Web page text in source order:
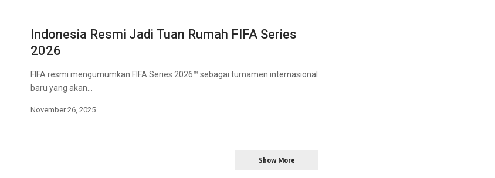
Indonesia Resmi Jadi Tuan Rumah FIFA Series
2026
FIFA resmi mengumumkan FIFA Series 2026™ sebagai turnamen internasional
baru yang akan…
November 26, 2025
Show More